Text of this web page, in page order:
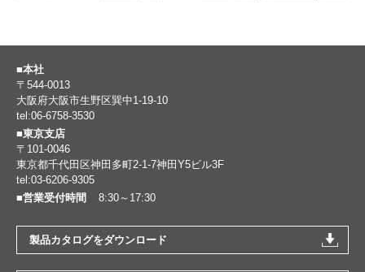
■本社
〒544-0013
大阪府大阪市生野区巽中1-19-10
tel:06-6758-3530
■東京支店
〒101-0046
東京都千代田区神田多町2-1-7神田Y5ビル3F
tel:03-6206-9305
■営業受付時間
8:30～17:30
製品カタログをダウンロード